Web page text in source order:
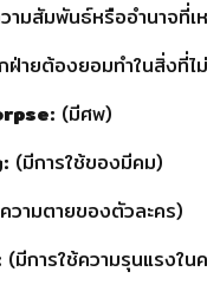
ามสัมพันธ์หรืออำนาจที่เ
ายต้องยอมทำในสิ่งที่ไ
(มีศพ)
(มีการใช้ของมีคม)
วามตายของตัวละคร)
(มีการใช้ความรุนแรงใน